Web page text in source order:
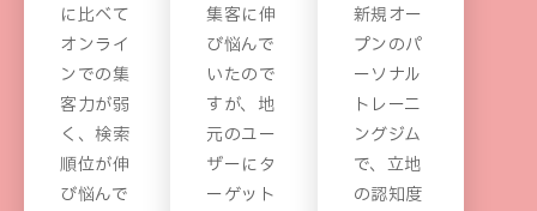
に比べて
オンライ
ンでの集
客力が弱
く、検索
順位が伸
び悩んで
集客に伸
び悩んで
いたので
すが、地
元のユー
ザーにタ
ーゲット
新規オー
プンのパ
ーソナル
トレーニ
ングジム
で、立地
の認知度